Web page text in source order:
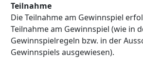
Teilnahme
Die Teilnahme am Gewinnspiel
Teilnahme am Gewinnspiel (wie in
Gewinnspielregeln bzw. in der
Gewinnspiels ausgewiesen).